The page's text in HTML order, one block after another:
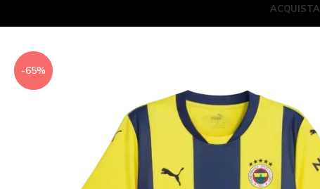
ACQUISTA
-65%